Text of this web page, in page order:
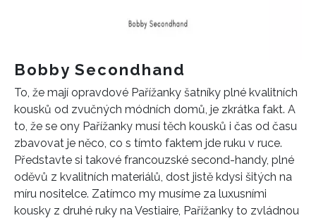
Bobby Secondhand
To, že mají opravdové Pařížanky šatníky plné kvalitních
kousků od zvučných módních domů, je zkrátka fakt. A
to, že se ony Pařížanky musí těch kousků i čas od času
zbavovat je něco, co s tímto faktem jde ruku v ruce.
Představte si takové francouzské second-handy, plné
oděvů z kvalitních materiálů, dost jistě kdysi šitých na
míru nositelce. Zatímco my musíme za luxusními
kousky z druhé ruky na Vestiaire, Pařížanky to zvládnou